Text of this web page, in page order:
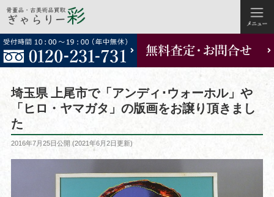
コ
ン
テ
埼玉県 上尾市で「アンディ･ウォーホル」や
「ヒロ・ヤマガタ」の版画をお譲り頂きまし
た
投
2016年7月25日公開 (2021年6月2日更新)